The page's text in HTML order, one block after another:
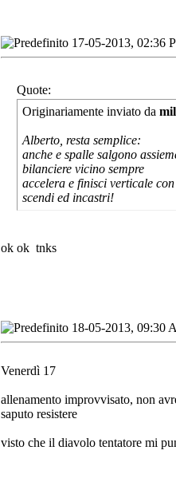
17-05-2013, 02:36
Quote:
Originariamente inviato da
Alberto, resta semplice:
anche e spalle salgono
bilanciere vicino sempre
accelera e finisci verticale
scendi ed incastri!
ok ok tnks
18-05-2013, 09:30
Venerdì 17
allenamento improvvisato, non
saputo resistere
visto che il diavolo tentatore mi